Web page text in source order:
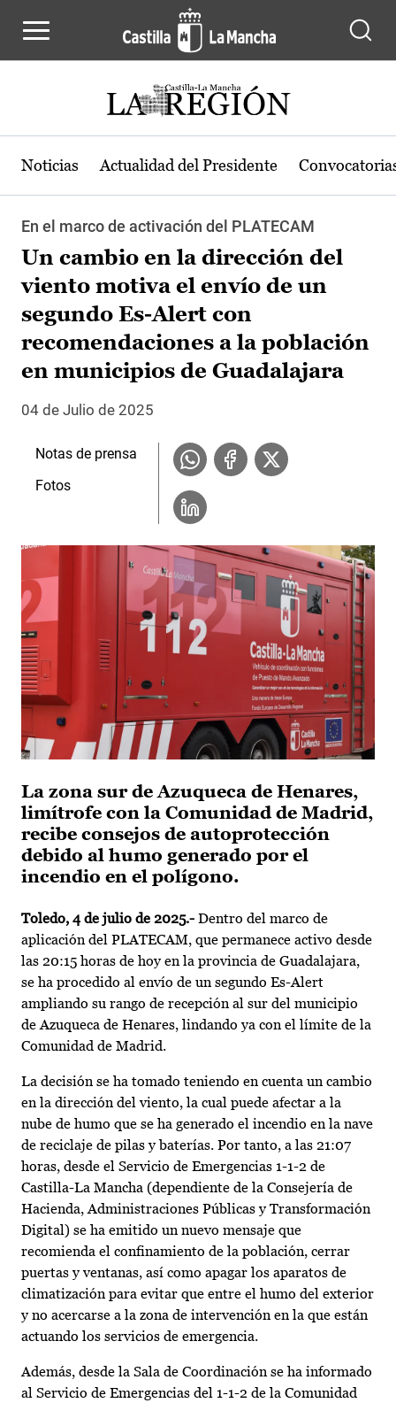
Noticias Actualidad del Presidente
En el marco de activación del PLATECAM
Un cambio en la dirección del
viento motiva el envío de un
segundo Es-Alert con
recomendaciones a la población
en municipios de Guadalajara
04 de Julio de 2025
La zona sur de Azuqueca de Henares,
limítrofe con la Comunidad de Madrid,
recibe consejos de autoprotección
debido al humo generado por el
incendio en el polígono.
Toledo, 4 de julio de 2025.- Dentro del marco de
aplicación del PLATECAM, que permanece activo desde
las 20:15 horas de hoy en la provincia de Guadalajara,
se ha procedido al envío de un segundo Es-Alert
ampliando su rango de recepción al sur del municipio
de Azuqueca de Henares, lindando ya con el límite de la
Comunidad de Madrid.
La decisión se ha tomado teniendo en cuenta un cambio
en la dirección del viento, la cual puede afectar a la
nube de humo que se ha generado el incendio en la nave
de reciclaje de pilas y baterías. Por tanto, a las 21:07
horas, desde el Servicio de Emergencias 1-1-2 de
Castilla-La Mancha (dependiente de la Consejería de
Hacienda, Administraciones Públicas y Transformación
Digital) se ha emitido un nuevo mensaje que
recomienda el confinamiento de la población, cerrar
puertas y ventanas, así como apagar los aparatos de
climatización para evitar que entre el humo del exterior
y no acercarse a la zona de intervención en la que están
actuando los servicios de emergencia.
Además, desde la Sala de Coordinación se ha informado
al Servicio de Emergencias del 1-1-2 de la Comunidad
Notas de prensa
Fotos